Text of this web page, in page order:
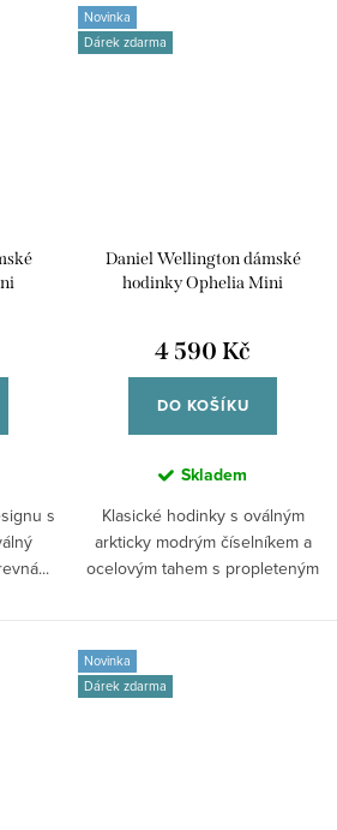
s
Novinka
Dárek zdarma
Daniel Wellington dámské
hodinky Ophelia Mini
4 590 Kč
DO KOŠÍKU
Skladem
Klasické hodinky s oválným
arkticky modrým číselníkem a
ocelovým tahem s propleteným
Novinka
Dárek zdarma